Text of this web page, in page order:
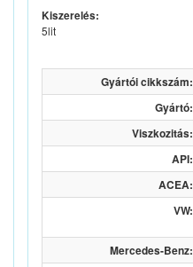
Kiszerelés:
5lit
Gyártói cikkszám:
Gyártó:
Viszkozitás:
API:
ACEA:
VW:
Mercedes-Benz: